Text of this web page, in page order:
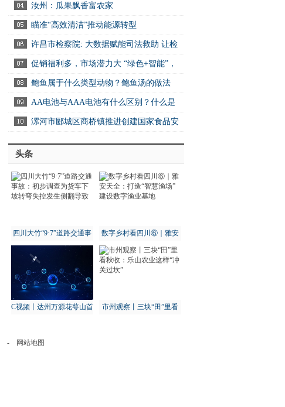
区万达商业服务中心开展消防应急演练活动
汝州：瓜果飘香富农家
瞄准“高效清洁”推动能源转型
许昌市检察院: 大数据赋能司法救助 让检
察关爱可感可触可及
促销福利多，市场潜力大 “绿色+智能”，
家电消费新选择
鲍鱼属于什么类型动物？鲍鱼汤的做法
AA电池与AAA电池有什么区别？什么是
AA电池？ 快资讯
漯河市郾城区商桥镇推进创建国家食品安
头条
四川大竹“9·7”道路交通事
故：初步调查为货车下坡
转弯失控发生侧翻导致
数字乡村看四川⑥｜雅安
天全：打造“智慧渔场” 建
设数字渔业基地
C视频丨达州万源花萼山首
市州观察丨三块“田”里看
- 网站地图